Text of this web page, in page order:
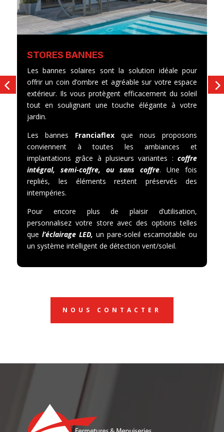
STORES BANNES
Les bannes solaires sont la solution idéale pour
offrir un coin d’ombre et agréable sur votre espace
extérieur. Ils vous protègent efficacement du soleil
tout en soulignant une touche élégante à votre
jardin.
Les bannes Franciaflexque nous proposons
conviennent à toutes les ambiances et
implantations grâce à plusieurs variantes :coffre
intégral, semi-coffre, ou sans coffre. Une fois
repliés, les éléments restent préservés des
intempéries.
Pour encore plus de plaisir d’utilisation,
personnalisez votre store avec des options telles
que l’éclairage LED, un pare-soleil escamotable ou
un système intelligent de détection vent/soleil.
NOUS CONTACTER